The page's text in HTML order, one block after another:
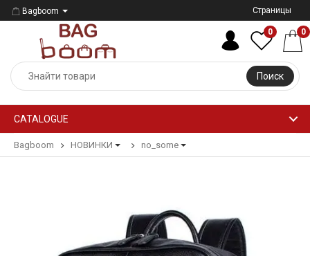
Bagboom Страницы
Поиск
0 0
CATALOGUE
Bagboom НОВИНКИ no_some